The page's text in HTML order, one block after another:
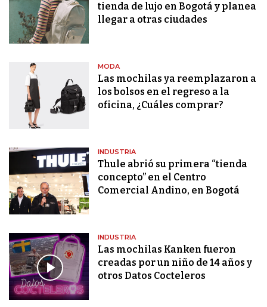
tienda de lujo en Bogotá y planea
llegar a otras ciudades
MODA
Las mochilas ya reemplazaron a
los bolsos en el regreso a la
oficina, ¿Cuáles comprar?
INDUSTRIA
Thule abrió su primera “tienda
concepto” en el Centro
Comercial Andino, en Bogotá
INDUSTRIA
Las mochilas Kanken fueron
creadas por un niño de 14 años y
otros Datos Cocteleros